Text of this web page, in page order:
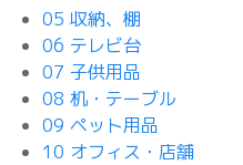
05 収納、棚
06 テレビ台
07 子供用品
08 机・テーブル
09 ペット用品
10 オフィス・店舗